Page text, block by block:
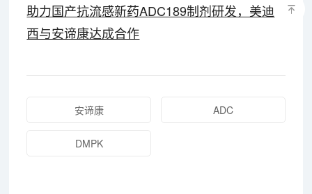
助力国产抗流感新药ADC189制剂研发，美迪
西与安谛康达成合作
安谛康 ADC
DMPK